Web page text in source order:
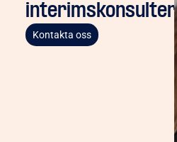
interimskonsulter
Kontakta oss